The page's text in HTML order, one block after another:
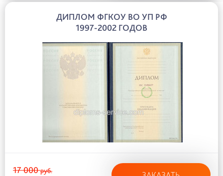
ДИПЛОМ ФГКОУ ВО УП РФ
1997-2002 ГОДОВ
17 000руб.